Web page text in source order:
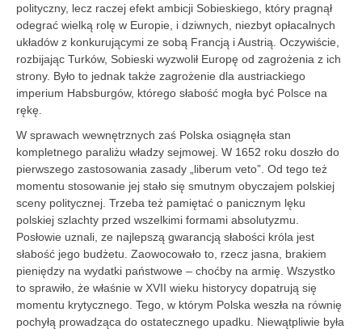
polityczny, lecz raczej efekt ambicji Sobieskiego, który pragnął
odegrać wielką rolę w Europie, i dziwnych, niezbyt opłacalnych
układów z konkurującymi ze sobą Francją i Austrią. Oczywiście,
rozbijając Turków, Sobieski wyzwolił Europę od zagrożenia z ich
strony. Było to jednak także zagrożenie dla austriackiego
imperium Habsburgów, którego słabość mogła być Polsce na
rękę.
W sprawach wewnętrznych zaś Polska osiągnęła stan
kompletnego paraliżu władzy sejmowej. W 1652 roku doszło do
pierwszego zastosowania zasady „liberum veto”. Od tego też
momentu stosowanie jej stało się smutnym obyczajem polskiej
sceny politycznej. Trzeba też pamiętać o panicznym lęku
polskiej szlachty przed wszelkimi formami absolutyzmu.
Posłowie uznali, ze najlepszą gwarancją słabości króla jest
słabość jego budżetu. Zaowocowało to, rzecz jasna, brakiem
pieniędzy na wydatki państwowe – choćby na armię. Wszystko
to sprawiło, że właśnie w XVII wieku historycy dopatrują się
momentu krytycznego. Tego, w którym Polska weszła na równię
pochyłą prowadząca do ostatecznego upadku. Niewątpliwie była